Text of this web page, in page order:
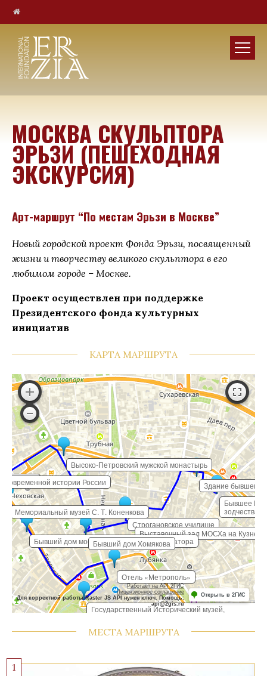
МОСКВА СКУЛЬПТОРА
ЭРЬЗИ (ПЕШЕХОДНАЯ
ЭКСКУРСИЯ)
Арт-маршрут “По местам Эрьзи в Москве”
Новый городской проект Фонда Эрьзи, посвященный
жизни и творчеству великого скульптора в его
любимом городе – Москве.
Проект осуществлен при поддержке
Президентского фонда культурных
инициатив
КАРТА МАРШРУТА
Бывшее
зодчества
Здание бывшего
Строгановское училище
Выставочный зал МОСХа на
Бывший дом Хомякова
Высоко-Петровский мужской монастырь
Сытина
современной истории России
Мемориальный музей С. Т. Коненкова
Бывший дом московского генерал-губернатора
Отель «Метрополь»
Государственный Исторический музей,
Работает на API 2ГИС
Лицензионное соглашение
Для корректной работы Raster JS API нужен ключ. Помощь:
api@2gis.ru
Открыть в 2ГИС
МЕСТА МАРШРУТА
1